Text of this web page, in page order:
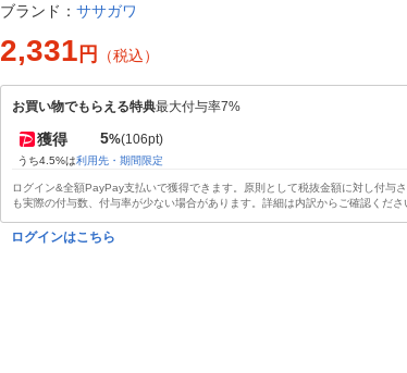
ブランド： ササガワ
2,331 円 （税込）
お買い物でもらえる特典最大付与率7%
獲得 5%(106pt)
うち4.5%は利用先・期間限定
ログイン&全額PayPay支払いで獲得できます。原則として税抜金額に対し付与
も実際の付与数、付与率が少ない場合があります。詳細は内訳からご確認くださ
ログインはこちら